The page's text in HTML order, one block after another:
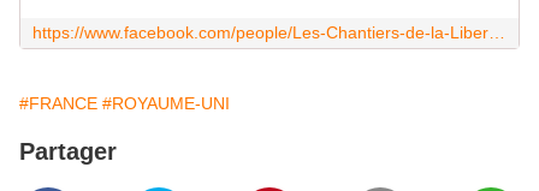
#FRANCE #ROYAUME-UNI
Partager